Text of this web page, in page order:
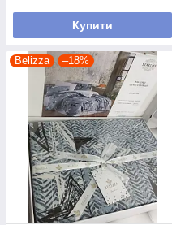
Купити
Belizza –18%